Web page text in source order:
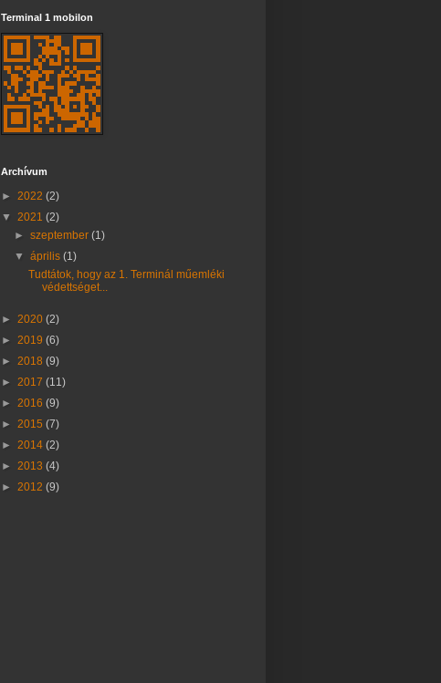
Terminal 1 mobilon
Archívum
► 2022 (2)
▼ 2021 (2)
►szeptember(1)
▼április(1)
Tudtátok, hogy az 1. Terminál műemléki
védettséget...
► 2020 (2)
► 2019 (6)
► 2018 (9)
► 2017 (11)
► 2016 (9)
► 2015 (7)
► 2014 (2)
► 2013 (4)
► 2012 (9)